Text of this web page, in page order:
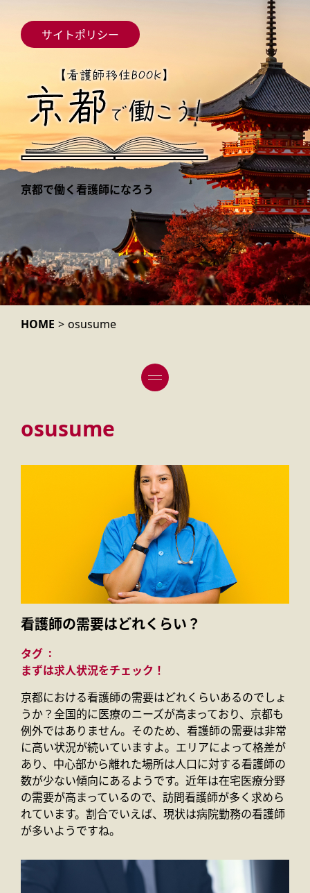
サイトポリシー
京都で働く看護師になろう
HOME > osusume
まずは求人状況をチェック！
転職成功のコツ
移住に向けて気になる点を確認しておこう
転職活動をスタートする前に
osusume
看護師の需要はどれくらい？
タグ
まずは求人状況をチェック！
京都における看護師の需要はどれくらいあるのでしょ
うか？全国的に医療のニーズが高まっており、京都も
例外ではありません。そのため、看護師の需要は非常
に高い状況が続いていますよ。エリアによって格差が
あり、中心部から離れた場所は人口に対する看護師の
数が少ない傾向にあるようです。近年は在宅医療分野
の需要が高まっているので、訪問看護師が多く求めら
れています。割合でいえば、現状は病院勤務の看護師
が多いようですね。